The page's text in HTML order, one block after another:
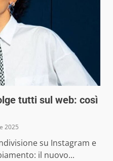
tutti sul web: così
2025
su Instagram e
il nuovo...